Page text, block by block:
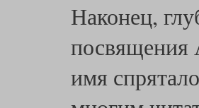
Наконец,
посвящения
имя